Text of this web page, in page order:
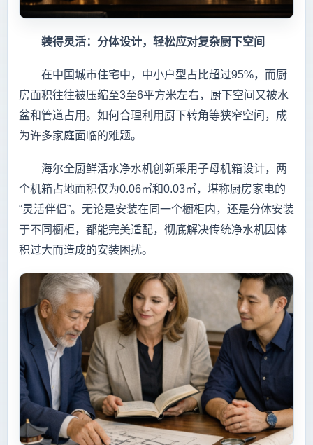
装得灵活：分体设计，轻松应对复杂厨下空间
在中国城市住宅中，中小户型占比超过95%，而厨
房面积往往被压缩至3至6平方米左右，厨下空间又被水
盆和管道占用。如何合理利用厨下转角等狭窄空间，成
为许多家庭面临的难题。
海尔全厨鲜活水净水机创新采用子母机箱设计，两
个机箱占地面积仅为0.06㎡和0.03㎡，堪称厨房家电的
“灵活伴侣”。无论是安装在同一个橱柜内，还是分体安装
于不同橱柜，都能完美适配，彻底解决传统净水机因体
积过大而造成的安装困扰。